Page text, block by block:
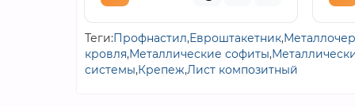
Теги:Профнастил,Евроштакетник,
кровля,Металлические софиты,
системы,Крепеж,Лист композитный